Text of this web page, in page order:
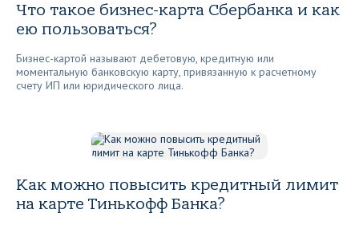
Что такое бизнес-карта Сбербанка и как
ею пользоваться?
Бизнес-картой называют дебетовую, кредитную или
моментальную банковскую карту, привязанную к расчетному
счету ИП или юридического лица.
Как можно повысить кредитный лимит
на карте Тинькофф Банка?